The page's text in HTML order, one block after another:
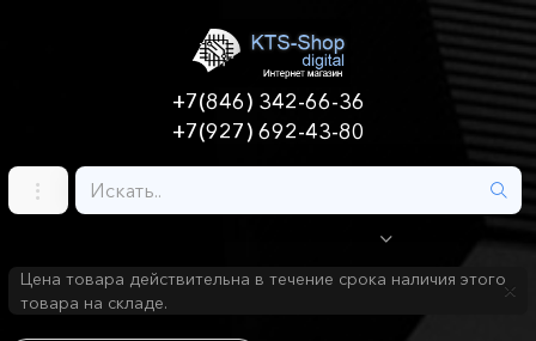
+7(846) 342-66-36
+7(927) 692-43-80
Цена товара действительна в течение срока наличия этого
товара на складе.